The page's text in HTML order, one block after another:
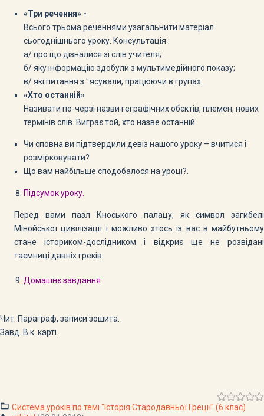
«Три речення» -
Всього трьома реченнями узагальнити матеріал
сьогоднішнього уроку. Консультація :
а/ про що дізналися зі слів учителя;
б/ яку інформацію здобули з мультимедійного показу;
в/ які питання з ' ясували, працюючи в групах.
«Хто останній»
Називати по-черзі назви геграфічних обєктів, племен, нових
термінів слів. Виграє той, хто назве останній.
Чи сповна ви підтвердили девіз нашого уроку – вчитися і
розмірковувати?
Що вам найбільше сподобалося на уроці?.
Підсумок уроку.
Перед вами пазл Кноського палацу, як символ загибелі
Мінойської цивілізації і можливо хтось із вас в майбутньому
стане істориком-дослідником і відкриє ще не розвідані
таємниці давніх греків.
Домашнє завдання
Чит. Параграф, записи зошита.
Завд. В к. карті.
Система уроків по темі "Історія Стародавньої Греції" (6 клас)